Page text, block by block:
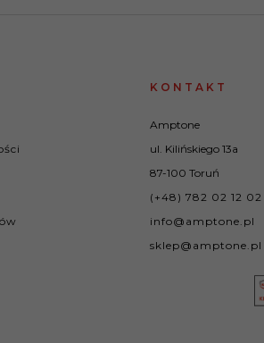
KONTAKT
Amptone
ul. Kilińskiego 13a
87-100 Toruń
(+48) 782 02 12 02
info@amptone.pl
sklep@amptone.pl